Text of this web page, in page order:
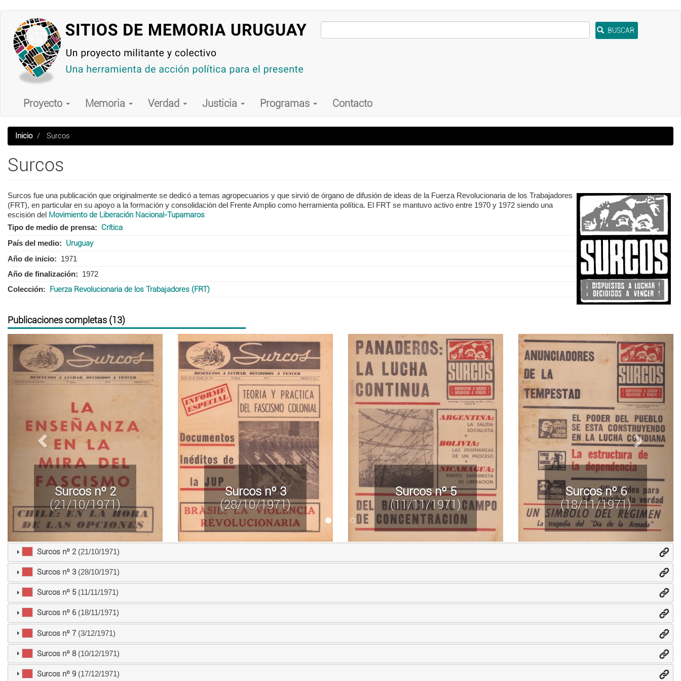
contenido
principal
BUSCAR
Main
navigation
Proyecto Memoria Verdad Justicia Programas Contacto
Inicio Surcos
Surcos
Surcos fue una publicación que originalmente se dedicó a temas agropecuarios y que sirvió de órgano de difusión de ideas de la Fuerza Revolucionaria de los Trabajadores
(FRT), en particular en su apoyo a la formación y consolidación del Frente Amplio como herramienta política. El FRT se mantuvo activo entre 1970 y 1972 siendo una
escisión del Movimiento de Liberación Nacional-Tupamaros
Tipo de medio de prensa Crítica
País del medio Uruguay
Año de inicio
1971
Año de finalización
1972
Colección
Fuerza Revolucionaria de los Trabajadores (FRT)
Publicaciones completas (13)
Surcos nº 2
(21/10/1971)
Surcos nº 3
(28/10/1971)
Surcos nº 5
(11/11/1971)
Surcos nº 6
(18/11/1971)
Anterior Siguiente
Surcos nº 2(21/10/1971)
Surcos nº 3(28/10/1971)
Surcos nº 5(11/11/1971)
Surcos nº 6(18/11/1971)
Surcos nº 7(3/12/1971)
Surcos nº 8(10/12/1971)
Surcos nº 9(17/12/1971)